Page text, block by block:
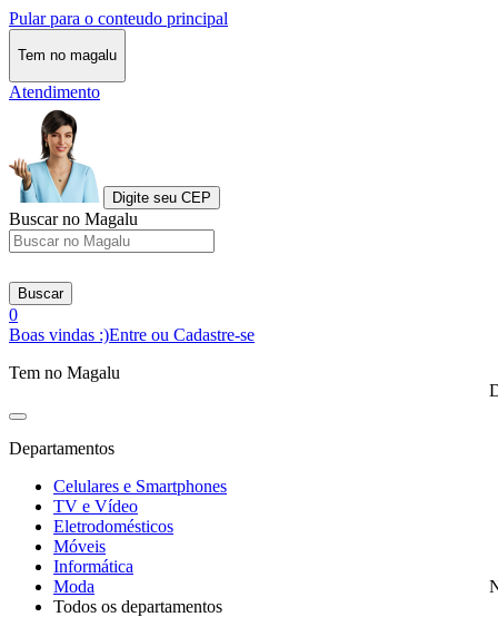
Pular para o conteudo principal
Tem no magalu
Atendimento
Digite seu CEP
Buscar no Magalu
Buscar
0
Boas vindas :)Entre ou Cadastre-se
Tem no Magalu
Departamentos
Celulares e Smartphones
TV e Vídeo
Eletrodomésticos
Móveis
Informática
Moda
Todos os departamentos